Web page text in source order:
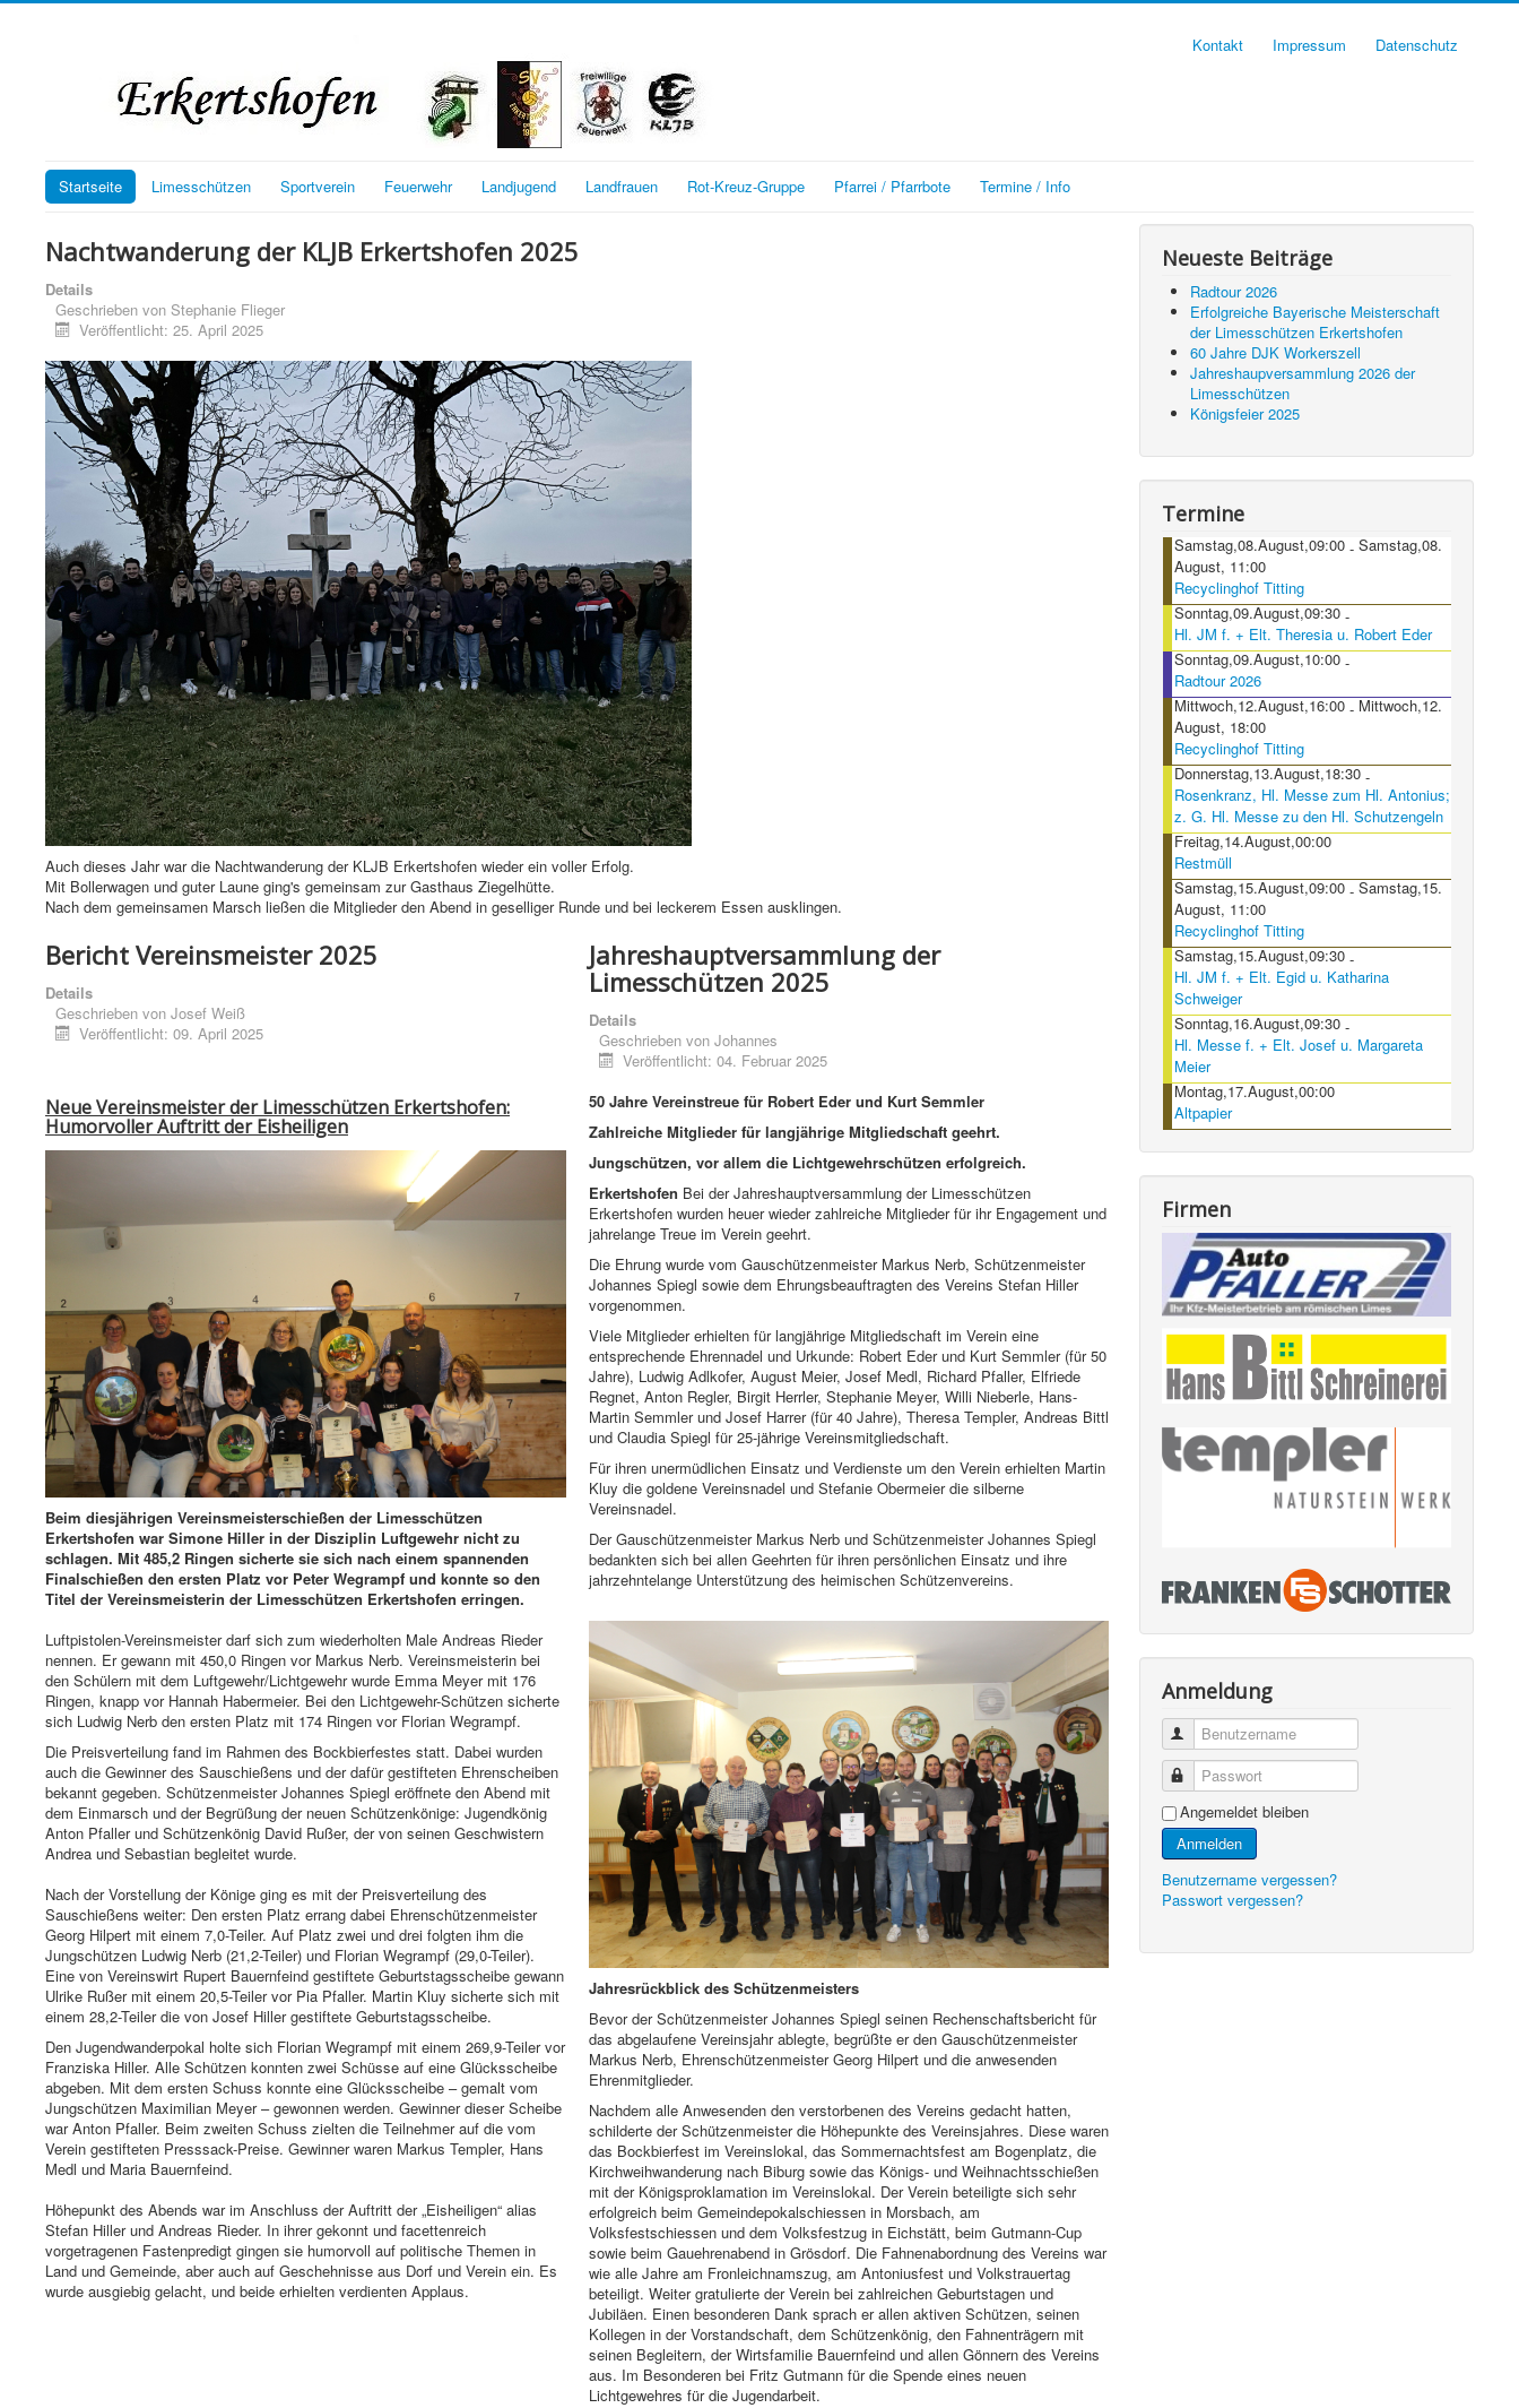
Kontakt Impressum Datenschutz
Startseite Limesschützen Sportverein Feuerwehr Landjugend Landfrauen Rot-Kreuz-Gruppe Pfarrei / Pfarrbote Termine / Info
Nachtwanderung der KLJB Erkertshofen 2025
Details
Geschrieben von Stephanie Flieger
Veröffentlicht: 25. April 2025
Auch dieses Jahr war die Nachtwanderung der KLJB Erkertshofen wieder ein voller Erfolg.
Mit Bollerwagen und guter Laune ging's gemeinsam zur Gasthaus Ziegelhütte.
Nach dem gemeinsamen Marsch ließen die Mitglieder den Abend in geselliger Runde und bei leckerem Essen ausklingen.
Bericht Vereinsmeister 2025
Details
Geschrieben von Josef Weiß
Veröffentlicht: 09. April 2025
Neue Vereinsmeister der Limesschützen Erkertshofen:
Humorvoller Auftritt der Eisheiligen
Beim diesjährigen Vereinsmeisterschießen der Limesschützen
Erkertshofen war Simone Hiller in der Disziplin Luftgewehr nicht zu
schlagen. Mit 485,2 Ringen sicherte sie sich nach einem spannenden
Finalschießen den ersten Platz vor Peter Wegrampf und konnte so den
Titel der Vereinsmeisterin der Limesschützen Erkertshofen erringen.
Luftpistolen-Vereinsmeister darf sich zum wiederholten Male Andreas Rieder
nennen. Er gewann mit 450,0 Ringen vor Markus Nerb. Vereinsmeisterin bei
den Schülern mit dem Luftgewehr/Lichtgewehr wurde Emma Meyer mit 176
Ringen, knapp vor Hannah Habermeier. Bei den Lichtgewehr-Schützen sicherte
sich Ludwig Nerb den ersten Platz mit 174 Ringen vor Florian Wegrampf.
Die Preisverteilung fand im Rahmen des Bockbierfestes statt. Dabei wurden
auch die Gewinner des Sauschießens und der dafür gestifteten Ehrenscheiben
bekannt gegeben. Schützenmeister Johannes Spiegl eröffnete den Abend mit
dem Einmarsch und der Begrüßung der neuen Schützenkönige: Jugendkönig
Anton Pfaller und Schützenkönig David Rußer, der von seinen Geschwistern
Andrea und Sebastian begleitet wurde.
Nach der Vorstellung der Könige ging es mit der Preisverteilung des
Sauschießens weiter: Den ersten Platz errang dabei Ehrenschützenmeister
Georg Hilpert mit einem 7,0-Teiler. Auf Platz zwei und drei folgten ihm die
Jungschützen Ludwig Nerb (21,2-Teiler) und Florian Wegrampf (29,0-Teiler).
Eine von Vereinswirt Rupert Bauernfeind gestiftete Geburtstagsscheibe gewann
Ulrike Rußer mit einem 20,5-Teiler vor Pia Pfaller. Martin Kluy sicherte sich mit
einem 28,2-Teiler die von Josef Hiller gestiftete Geburtstagsscheibe.
Den Jugendwanderpokal holte sich Florian Wegrampf mit einem 269,9-Teiler vor
Franziska Hiller. Alle Schützen konnten zwei Schüsse auf eine Glücksscheibe
abgeben. Mit dem ersten Schuss konnte eine Glücksscheibe – gemalt vom
Jungschützen Maximilian Meyer – gewonnen werden. Gewinner dieser Scheibe
war Anton Pfaller. Beim zweiten Schuss zielten die Teilnehmer auf die vom
Verein gestifteten Presssack-Preise. Gewinner waren Markus Templer, Hans
Medl und Maria Bauernfeind.
Höhepunkt des Abends war im Anschluss der Auftritt der „Eisheiligen“ alias
Stefan Hiller und Andreas Rieder. In ihrer gekonnt und facettenreich
vorgetragenen Fastenpredigt gingen sie humorvoll auf politische Themen in
Land und Gemeinde, aber auch auf Geschehnisse aus Dorf und Verein ein. Es
wurde ausgiebig gelacht, und beide erhielten verdienten Applaus.
Jahreshauptversammlung der
Limesschützen 2025
Details
Geschrieben von Johannes
Veröffentlicht: 04. Februar 2025
50 Jahre Vereinstreue für Robert Eder und Kurt Semmler
Zahlreiche Mitglieder für langjährige Mitgliedschaft geehrt.
Jungschützen, vor allem die Lichtgewehrschützen erfolgreich.
Erkertshofen Bei der Jahreshauptversammlung der Limesschützen
Erkertshofen wurden heuer wieder zahlreiche Mitglieder für ihr Engagement und
jahrelange Treue im Verein geehrt.
Die Ehrung wurde vom Gauschützenmeister Markus Nerb, Schützenmeister
Johannes Spiegl sowie dem Ehrungsbeauftragten des Vereins Stefan Hiller
vorgenommen.
Viele Mitglieder erhielten für langjährige Mitgliedschaft im Verein eine
entsprechende Ehrennadel und Urkunde: Robert Eder und Kurt Semmler (für 50
Jahre), Ludwig Adlkofer, August Meier, Josef Medl, Richard Pfaller, Elfriede
Regnet, Anton Regler, Birgit Herrler, Stephanie Meyer, Willi Nieberle, Hans-
Martin Semmler und Josef Harrer (für 40 Jahre), Theresa Templer, Andreas Bittl
und Claudia Spiegl für 25-jährige Vereinsmitgliedschaft.
Für ihren unermüdlichen Einsatz und Verdienste um den Verein erhielten Martin
Kluy die goldene Vereinsnadel und Stefanie Obermeier die silberne
Vereinsnadel.
Der Gauschützenmeister Markus Nerb und Schützenmeister Johannes Spiegl
bedankten sich bei allen Geehrten für ihren persönlichen Einsatz und ihre
jahrzehntelange Unterstützung des heimischen Schützenvereins.
Jahresrückblick des Schützenmeisters
Bevor der Schützenmeister Johannes Spiegl seinen Rechenschaftsbericht für
das abgelaufene Vereinsjahr ablegte, begrüßte er den Gauschützenmeister
Markus Nerb, Ehrenschützenmeister Georg Hilpert und die anwesenden
Ehrenmitglieder.
Nachdem alle Anwesenden den verstorbenen des Vereins gedacht hatten,
schilderte der Schützenmeister die Höhepunkte des Vereinsjahres. Diese waren
das Bockbierfest im Vereinslokal, das Sommernachtsfest am Bogenplatz, die
Kirchweihwanderung nach Biburg sowie das Königs- und Weihnachtsschießen
mit der Königsproklamation im Vereinslokal. Der Verein beteiligte sich sehr
erfolgreich beim Gemeindepokalschiessen in Morsbach, am
Volksfestschiessen und dem Volksfestzug in Eichstätt, beim Gutmann-Cup
sowie beim Gauehrenabend in Grösdorf. Die Fahnenabordnung des Vereins war
wie alle Jahre am Fronleichnamszug, am Antoniusfest und Volkstrauertag
beteiligt. Weiter gratulierte der Verein bei zahlreichen Geburtstagen und
Jubiläen. Einen besonderen Dank sprach er allen aktiven Schützen, seinen
Kollegen in der Vorstandschaft, dem Schützenkönig, den Fahnenträgern mit
seinen Begleitern, der Wirtsfamilie Bauernfeind und allen Gönnern des Vereins
aus. Im Besonderen bei Fritz Gutmann für die Spende eines neuen
Lichtgewehres für die Jugendarbeit.
Neueste Beiträge
Radtour 2026
Erfolgreiche Bayerische Meisterschaft
der Limesschützen Erkertshofen
60 Jahre DJK Workerszell
Jahreshaupversammlung 2026 der
Limesschützen
Königsfeier 2025
Termine
Samstag,08.August,09:00- Samstag,08.
August, 11:00
Recyclinghof Titting
Sonntag,09.August,09:30-
Hl. JM f. + Elt. Theresia u. Robert Eder
Sonntag,09.August,10:00-
Radtour 2026
Mittwoch,12.August,16:00-Mittwoch,12.
August, 18:00
Recyclinghof Titting
Donnerstag,13.August,18:30-
Rosenkranz, Hl. Messe zum Hl. Antonius;
z. G. Hl. Messe zu den Hl. Schutzengeln
Freitag,14.August,00:00
Restmüll
Samstag,15.August,09:00-Samstag,15.
August, 11:00
Recyclinghof Titting
Samstag,15.August,09:30-
Hl. JM f. + Elt. Egid u. Katharina
Schweiger
Sonntag,16.August,09:30-
Hl. Messe f. + Elt. Josef u. Margareta
Meier
Montag,17.August,00:00
Altpapier
Firmen
Anmeldung
Benutzername
Passwort
Angemeldet bleiben
Anmelden
Benutzername vergessen?
Passwort vergessen?